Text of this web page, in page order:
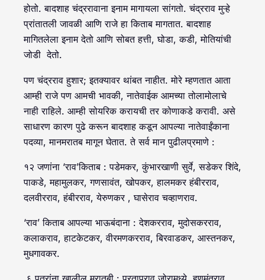
होतो. बादशाह चंद्ररावाना इनाम मागायला सांगतो. चंद्रराव मुऱ्हे
प्रांतातली जावळी आणि राजे हा किताब मागतात. बादशाह
मागितलेला इनाम देतो आणि सोबत हत्ती, घोडा, कडी, मोतियांची
जोडी देतो.
पण चंद्रराव हुशार; इतक्यावर थांबत नाहीत. मोरे म्हणतात आता
आम्ही राजे पण आमची भावकी, नातेवाईक आमच्या तोलामोलाचे
नाही राहिले. आम्ही सोयरिक करायची तर कोणाकडे करावी. असे
साधारण कारण पुढे करून बादशाह कडून आपल्या नातेवाईंकाना
पदव्या, मानमरातब मागून घेतात. ते सर्व मान पुढीलप्रमाणे :
१२ जणांना ‘राव’किताब : पडेमकर, कुंभारखाणी सुर्वे, सडेकर शिंदे,
पाकडे, महामुलकर, गणसावंत, खोपकर, हालमकर हंबीरराव,
दलवीरराव, हंबीरराव, येरुणकर , घासेराव चव्हाणराव.
‘राव’ किताब आपल्या भाऊबंदाना : देशकरराव, मुदोसकरराव,
कलाकराव, हाटकेटकर, वीरमणकरराव, बिरवाडकर, आस्तनकर,
मुधगावकर.